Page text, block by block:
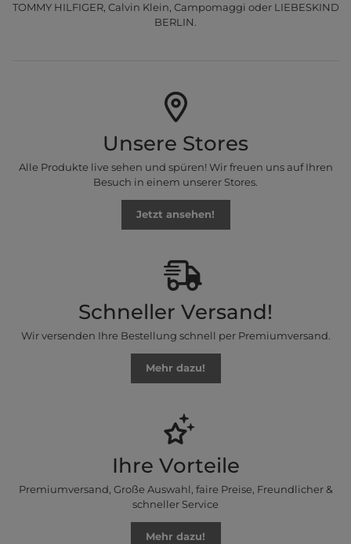
TOMMY HILFIGER, Calvin Klein, Campomaggi oder LIEBESKIND
BERLIN.
Unsere Stores
Alle Produkte live sehen und spüren! Wir freuen uns auf Ihren
Besuch in einem unserer Stores.
Jetzt ansehen!
Schneller Versand!
Wir versenden Ihre Bestellung schnell per Premiumversand.
Mehr dazu!
Ihre Vorteile
Premiumversand, Große Auswahl, faire Preise, Freundlicher &
schneller Service
Mehr dazu!